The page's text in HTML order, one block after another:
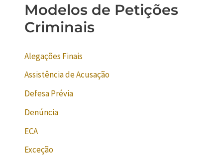
Modelos de Petições
Criminais
Alegações Finais
Assistência de Acusação
Defesa Prévia
Denúncia
ECA
Exceção